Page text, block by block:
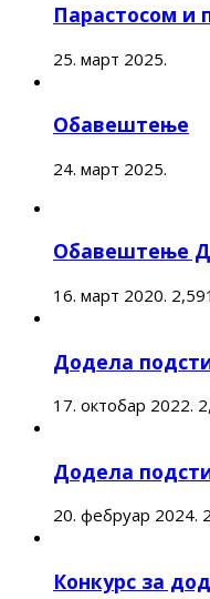
Парастосом и
25. март 2025.
Обавештење
24. март 2025.
Обавештење
16. март 2020. 2,591
Додела
17. октобар 2022.
Додела
20. фебруар 2024.
Конкурс за